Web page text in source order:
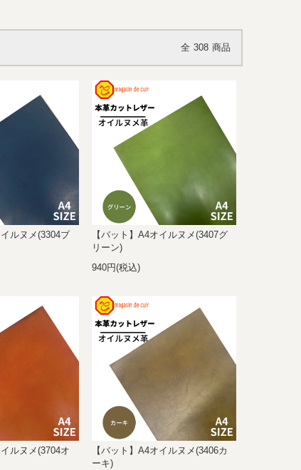
全 308 商品
ルヌメ(3304ブ
【バット】A4オイルヌメ(3407グ
リーン)
940円(税込)
ルヌメ(3704オ
【バット】A4オイルヌメ(3406カ
ーキ)